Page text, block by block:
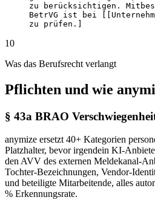
zu berücksichtigen.
BetrVG ist bei
zu prüfen.]
10
Was das Berufsrecht verlangt
Pflichten und wie
§ 43a BRAO
anymize ersetzt 40+ Kategorien
Platzhalter, bevor irgendein KI-
den AVV des externen Meldekanal-
Tochter-Bezeichnungen, Vendor-
und beteiligte Mitarbeitende, alles
% Erkennungsrate.